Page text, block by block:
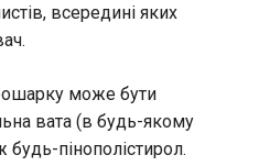
всередині яких
може бути
вата (в будь-якому
будь-пінополістирол.